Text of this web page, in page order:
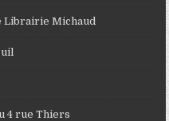
Librairie Michaud
4 rue Thiers